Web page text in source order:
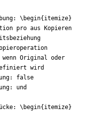
\begin{ itemize}
pro aus Kopieren
wenn Original oder
\begin{ itemize}